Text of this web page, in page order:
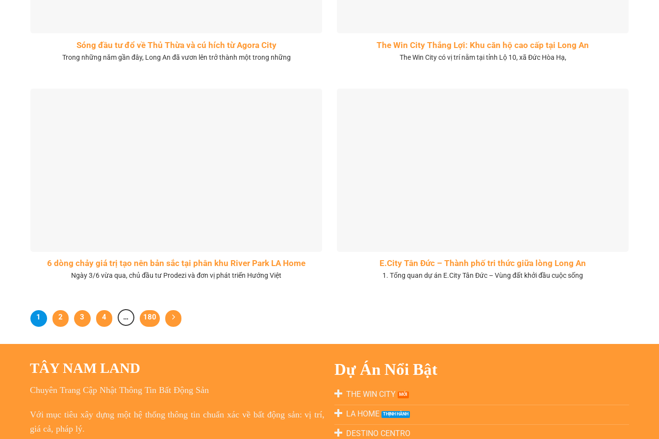
Sóng đầu tư đổ về Thủ Thừa và cú hích từ Agora City
Trong những năm gần đây, Long An đã vươn lên trở thành một trong những
The Win City Thắng Lợi: Khu căn hộ cao cấp tại Long An
The Win City có vị trí nằm tại tỉnh Lộ 10, xã Đức Hòa Hạ,
6 dòng chảy giá trị tạo nên bản sắc tại phân khu River Park LA Home
Ngày 3/6 vừa qua, chủ đầu tư Prodezi và đơn vị phát triển Hướng Việt
E.City Tân Đức – Thành phố tri thức giữa lòng Long An
1. Tổng quan dự án E.City Tân Đức – Vùng đất khởi đầu cuộc sống
1 2 3 4 … 180
TÂY NAM LAND
Chuyên Trang Cập Nhật Thông Tin Bất Động Sản
Vớimục tiêu xây dựng một hệ thống thông tin chuẩn xác về bất động sản: vị trí,
giá cả, pháp lý.
Dự Án Nổi Bật
THE WIN CITY
LA HOME
DESTINO CENTRO